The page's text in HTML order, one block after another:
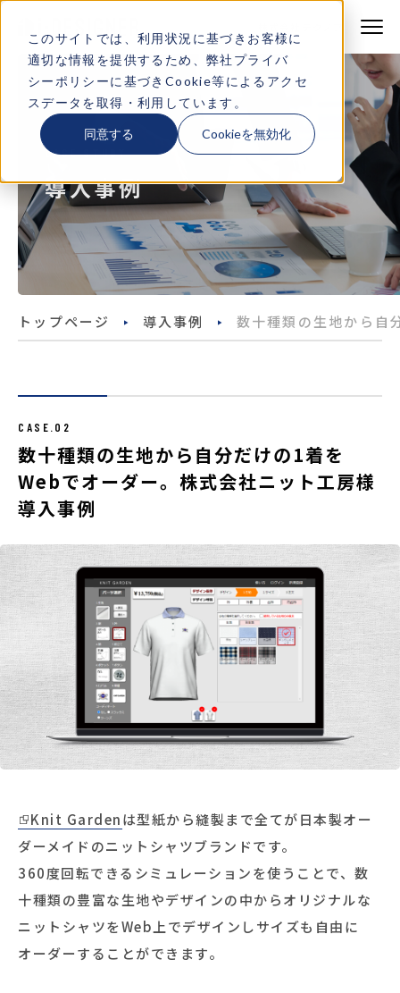
このサイトでは、利用状況に基づきお客様に
適切な情報を提供するため、弊社 プライバ
シーポリシーに基づきCookie等によるアクセ
スデータを取得・利用しています。
同意する Cookieを無効化
058-206-2316
お問い合わせ・資料請求
製品・サービス
特長
導入事例
デモサイト一覧
よくある質問
CASE STUDY
導入事例
トップページ 導入事例 数十種類の生地から自
CASE.02
数十種類の生地から自分だけの1着を
Webでオーダー。株式会社ニット工房様
導入事例
Knit Gardenは型紙から縫製まで全てが日本製オー
ダーメイドのニットシャツブランドです。
360度回転できるシミュレーションを使うことで、数
十種類の豊富な生地やデザインの中からオリジナルな
ニットシャツをWeb上でデザインしサイズも自由に
オーダーすることができます。